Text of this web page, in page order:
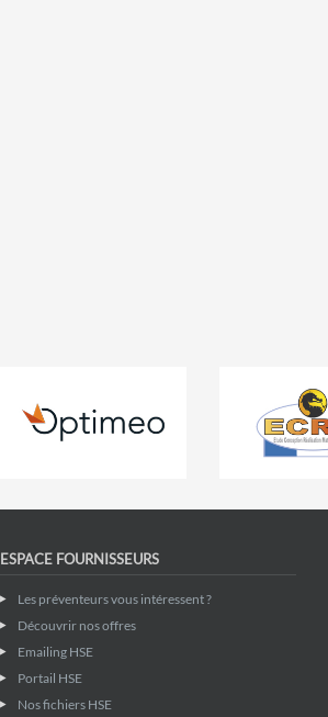
ESPACE FOURNISSEURS
Les préventeurs vous intéressent ?
Découvrir nos offres
Emailing HSE
Portail HSE
Nos fichiers HSE